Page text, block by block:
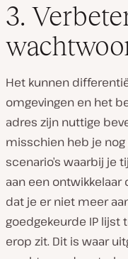
3.
Het kunnen
omgevingen en het
adres zijn nuttige
misschien heb je
scenario’s waarbij je
aan een ontwikkelaar
dat je er niet meer
goedgekeurde IP lijst
erop zit. Dit is waar